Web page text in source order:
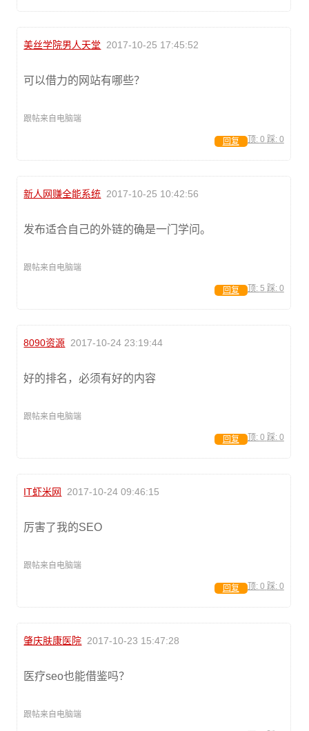
美丝学院男人天堂 2017-10-25 17:45:52
可以借力的网站有哪些？
跟帖来自电脑端
顶: 0 踩: 0
回复
新人网赚全能系统 2017-10-25 10:42:56
发布适合自己的外链的确是一门学问。
跟帖来自电脑端
顶: 5 踩: 0
回复
8090资源 2017-10-24 23:19:44
好的排名，必须有好的内容
跟帖来自电脑端
顶: 0 踩: 0
回复
IT虾米网 2017-10-24 09:46:15
厉害了我的SEO
跟帖来自电脑端
顶: 0 踩: 0
回复
肇庆肤康医院 2017-10-23 15:47:28
医疗seo也能借鉴吗？
跟帖来自电脑端